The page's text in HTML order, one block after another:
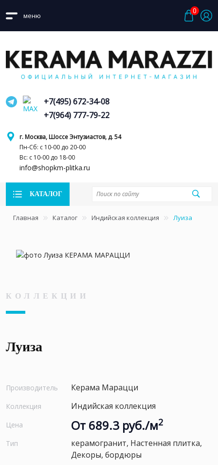
меню
0
г. Москва, Шоссе Энтузиастов, д. 54
Пн-Сб: с 10-00 до 20-00
Вс: с 10-00 до 18-00
info@shopkm-plitka.ru
+7(495) 672-34-08
+7(964) 777-79-22
КАТАЛОГ
Главная Каталог Индийская коллекция Луиза
КОЛЛЕКЦИИ
Луиза
Производитель Керама Марацци
Коллекция Индийская коллекция
Цена От 689.3 руб./м2
Тип
керамогранит, Настенная плитка,
Декоры, бордюры